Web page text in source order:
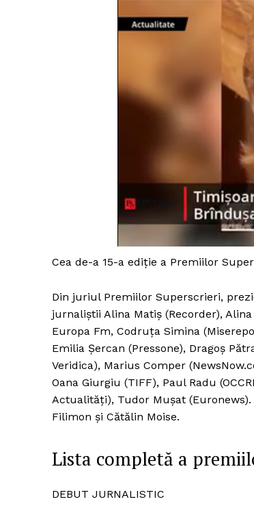
Cea de-a 15-a ediție a Premiilor
Din juriul Premiilor Superscrieri,
jurnaliștii Alina Matiș (Recorder),
Europa Fm, Codruța Simina
Emilia Șercan (Pressone), Dragoș
Veridica), Marius Comper
Oana Giurgiu (TIFF), Paul Radu
Actualități), Tudor Mușat
Filimon și Cătălin Moise.
Lista completă a
DEBUT JURNALISTIC